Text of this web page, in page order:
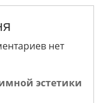
нет
эстетики